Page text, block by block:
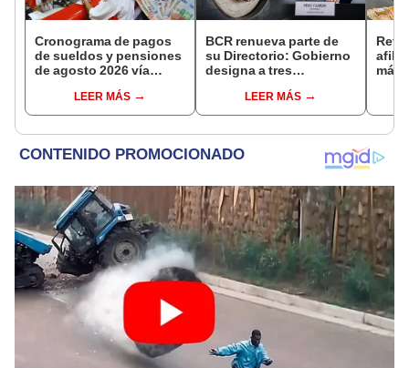
Cronograma de pagos
de sueldos y pensiones
de agosto 2026 vía
conoce las fechas de
depósito
LEER MÁS
BCR renueva parte de
su Directorio: Gobierno
designa a tres
EjecutivoLEER MÁS
más